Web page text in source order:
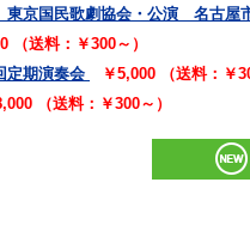
東京国民歌劇協会・公演 名古屋
（送料：￥300～）
定期演奏会
￥5,000 （送料：￥
（送料：￥300～）